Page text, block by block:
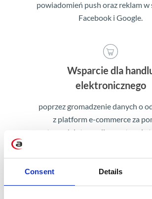
Consent Details
powiadomień push oraz reklam w
Facebook i Google.
Wsparcie dla
elektronicznego
poprzez gromadzenie danych o
z platform e-commerce za
gotowych integracji, a następnie
ujednoliconych profili
podstawie zebranych
SAP Marketing